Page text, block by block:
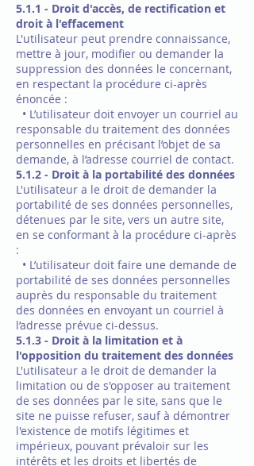
5.1.1 - Droit d'accès, de rectification et
droit à l'effacement
L'utilisateur peut prendre connaissance,
mettre à jour, modifier ou demander la
suppression des données le concernant,
en respectant la procédure ci-après
énoncée :
• L’utilisateur doit envoyer un courriel au
responsable du traitement des données
personnelles en précisant l’objet de sa
demande, à l’adresse courriel de contact.
5.1.2 - Droit à la portabilité des données
L'utilisateur a le droit de demander la
portabilité de ses données personnelles,
détenues par le site, vers un autre site,
en se conformant à la procédure ci-après
:
• L’utilisateur doit faire une demande de
portabilité de ses données personnelles
auprès du responsable du traitement
des données en envoyant un courriel à
l’adresse prévue ci-dessus.
5.1.3 - Droit à la limitation et à
l'opposition du traitement des données
L'utilisateur a le droit de demander la
limitation ou de s'opposer au traitement
de ses données par le site, sans que le
site ne puisse refuser, sauf à démontrer
l'existence de motifs légitimes et
impérieux, pouvant prévaloir sur les
intérêts et les droits et libertés de